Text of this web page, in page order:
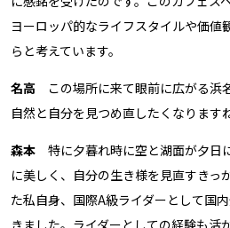
ヨーロッパ的なライフスタイルや価値
らと考えています。
名高 この場所に来て眼前に広がる浜
自然と自分を見つめ直したくなりますね
森本 特に夕暮れ時に空と湖面が夕日
に美しく、自分の生き様を見直すきっ
た私自身、国際A級ライダーとして国
きました。ライダーとしての経験も活